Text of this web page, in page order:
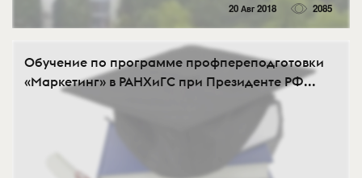
20 Авг 2018 2085
Обучение по программе профпереподготовки
«Маркетинг» в РАНХиГС при Президенте РФ...